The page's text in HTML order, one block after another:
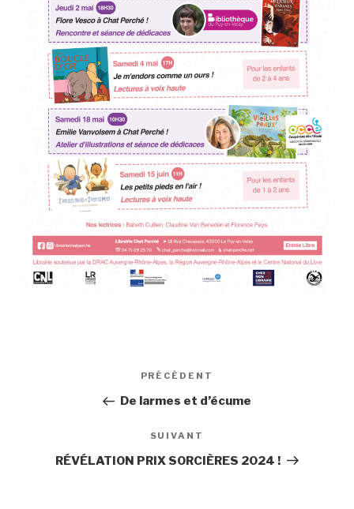
Article
précédent
PRÉCÉDENT
De larmes et d’écume
Article
suivant
SUIVANT
RÉVÉLATION PRIX SORCIÈRES 2024 !